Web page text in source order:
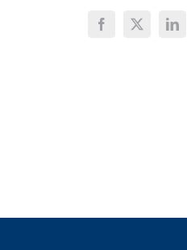
Facebook
X